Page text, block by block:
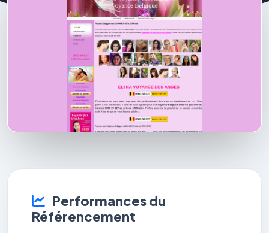
Performances du
Référencement